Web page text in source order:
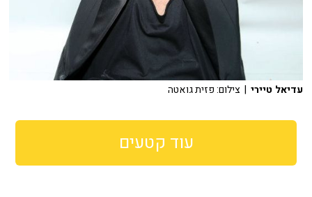
עדיאל טיירי | צילום: פזית גואטה
עוד קטעים